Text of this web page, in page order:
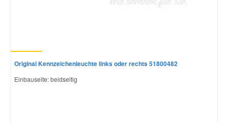
Original Kennzeichenleuchte links oder rechts 51800482
Einbauseite: beidseitig